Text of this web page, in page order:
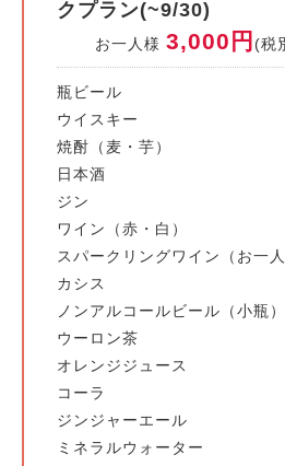
クプラン(~9/30)
お一人様 3,000円 (税
瓶ビール
ウイスキー
焼酎（麦・芋）
日本酒
ジン
ワイン（赤・白）
スパークリングワイン（お一人
カシス
ノンアルコールビール（小瓶）
ウーロン茶
オレンジジュース
コーラ
ジンジャーエール
ミネラルウォーター